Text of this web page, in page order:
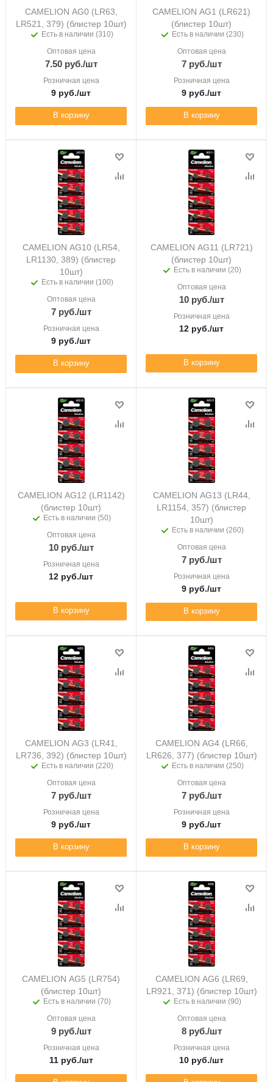
CAMELION AG0 (LR63,
LR521, 379) (блистер 10шт)
Есть в наличии (310)
Оптовая цена
7.50руб./шт
Розничная цена
9 руб./шт
В корзину
CAMELION AG1 (LR621)
(блистер 10шт)
Есть в наличии (230)
Оптовая цена
7руб./шт
Розничная цена
9 руб./шт
В корзину
CAMELION AG10 (LR54,
LR1130, 389) (блистер
10шт)
Есть в наличии (100)
Оптовая цена
7руб./шт
Розничная цена
9 руб./шт
В корзину
CAMELION AG11 (LR721)
(блистер 10шт)
Есть в наличии (20)
Оптовая цена
10руб./шт
Розничная цена
12 руб./шт
В корзину
CAMELION AG12 (LR1142)
(блистер 10шт)
Есть в наличии (50)
Оптовая цена
10руб./шт
Розничная цена
12 руб./шт
В корзину
CAMELION AG13 (LR44,
LR1154, 357) (блистер
10шт)
Есть в наличии (260)
Оптовая цена
7руб./шт
Розничная цена
9 руб./шт
В корзину
CAMELION AG3 (LR41,
LR736, 392) (блистер 10шт)
Есть в наличии (220)
Оптовая цена
7руб./шт
Розничная цена
9 руб./шт
В корзину
CAMELION AG4 (LR66,
LR626, 377) (блистер 10шт)
Есть в наличии (250)
Оптовая цена
7руб./шт
Розничная цена
9 руб./шт
В корзину
CAMELION AG5 (LR754)
(блистер 10шт)
Есть в наличии (70)
Оптовая цена
9руб./шт
Розничная цена
11руб./шт
CAMELION AG6 (LR69,
LR921, 371) (блистер 10шт)
Есть в наличии (90)
Оптовая цена
8руб./шт
Розничная цена
10 руб./шт